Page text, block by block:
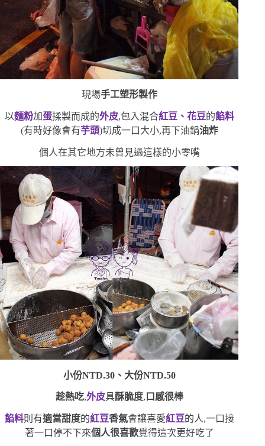
現場手工塑形製作
以麵粉加蛋揉製而成的外皮,包入混合紅豆、花豆的餡料
(有時好像會有芋頭)切成一口大小,再下油鍋油炸
個人在其它地方未曾見過這樣的小零嘴
小份NTD.30、大份NTD.50
趁熱吃,外皮具酥脆度, 口感很棒
餡料則有適當甜度的紅豆香氣會讓喜愛紅豆的人,一口接
著一口停不下來個人很喜歡覺得這次更好吃了